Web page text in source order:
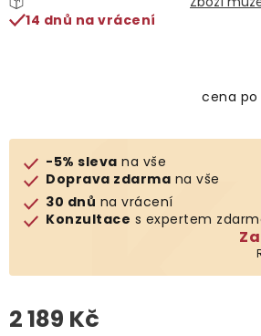
Prodávané značky
Naše katalogy
O nás
Kontakty
14 dnů na vrácení
cena po
-5% sleva na vše
Doprava zdarma na vše
30 dnů na vrácení
Konzultace s expertem
2 189 Kč